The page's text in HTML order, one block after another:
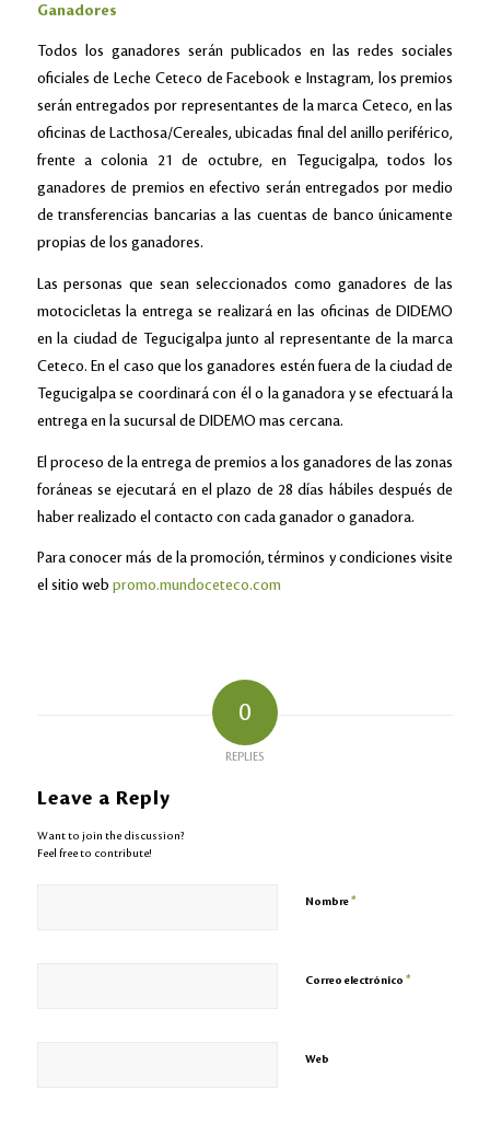
Ganadores
Todos los ganadores serán publicados en las redes sociales
oficiales de Leche Ceteco de Facebook e Instagram, los premios
serán entregados por representantes de la marca Ceteco, en las
oficinas de Lacthosa/Cereales, ubicadas final del anillo periférico,
frente a colonia 21 de octubre, en Tegucigalpa, todos los
ganadores de premios en efectivo serán entregados por medio
de transferencias bancarias a las cuentas de banco únicamente
propias de los ganadores.
Las personas que sean seleccionados como ganadores de las
motocicletas la entrega se realizará en las oficinas de DIDEMO
en la ciudad de Tegucigalpa junto al representante de la marca
Ceteco. En el caso que los ganadores estén fuera de la ciudad de
Tegucigalpa se coordinará con él o la ganadora y se efectuará la
entrega en la sucursal de DIDEMO mas cercana.
El proceso de la entrega de premios a los ganadores de las zonas
foráneas se ejecutará en el plazo de 28 días hábiles después de
haber realizado el contacto con cada ganador o ganadora.
Para conocer más de la promoción, términos y condiciones visite
el sitio web promo.mundoceteco.com
0
REPLIES
Leave a Reply
Want to join the discussion?
Feel free to contribute!
Nombre*
Correo electrónico *
Web